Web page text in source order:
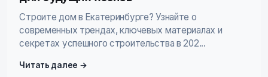
Строите дом в Екатеринбурге? Узнайте о
современных трендах, ключевых материалах и
секретах успешного строительства в 202...
Читать далее →